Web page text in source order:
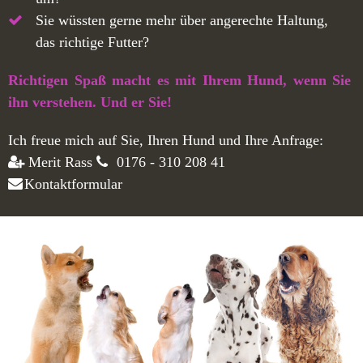
Sie wüssten gerne mehr über angerechte Haltung,
das richtige Futter?
Richtigen Spaß macht es mit Ihrem Hund, wenn Sie
ihn verstehen. Und er Sie!
Ich freue mich auf Sie, Ihren Hund und Ihre Anfrage:
Merit Rass
0176 - 310 208 41
Kontaktformular